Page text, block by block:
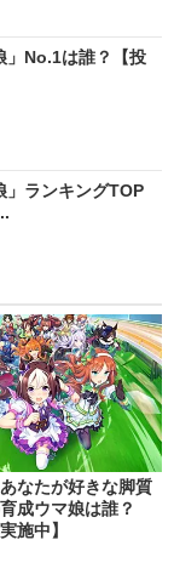
」No.1は誰？【投
」ランキングTOP
あなたが好きな脚質
成ウマ娘は誰？
施中】